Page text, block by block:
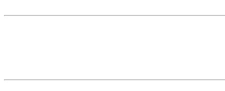
presidente